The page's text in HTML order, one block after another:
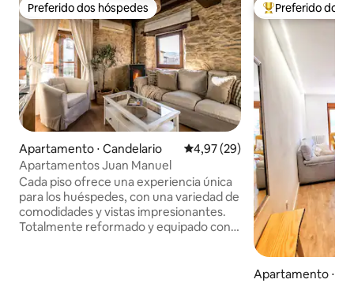
Preferido dos hóspedes
Preferido dos hóspedes
Apartamento ⋅ Candelario 4,97 de uma avaliação média
4,97 (29)
Apartamentos Juan Manuel
Cada piso ofrece una experiencia única
para los huéspedes, con una variedad de
comodidades y vistas impresionantes.
Totalmente reformado y equipado con
Entre os
Preferido dos
Apartamento ⋅